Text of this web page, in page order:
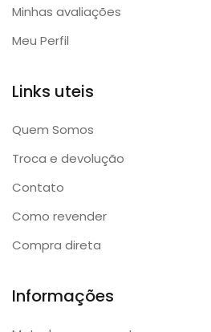
Minhas avaliações
Meu Perfil
Links uteis
Quem Somos
Troca e devolução
Contato
Como revender
Compra direta
Informações